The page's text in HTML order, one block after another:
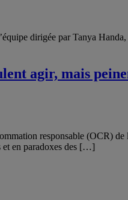
dirigée par Tanya
agir, mais
responsable (OCR) de
et en paradoxes des […]